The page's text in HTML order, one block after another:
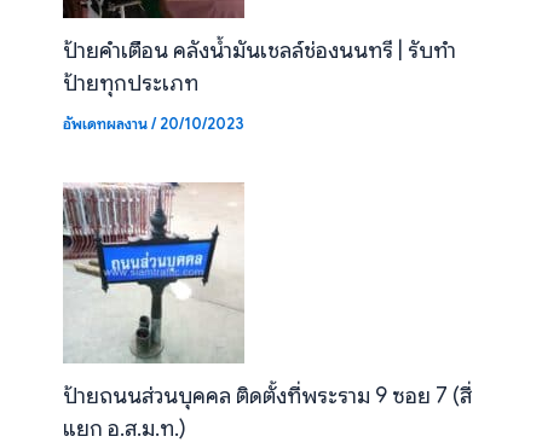
ป้ายคำเตือน คลังน้ำมันเชลล์ช่องนนทรี | รับทำ
ป้ายทุกประเภท
อัพเดทผลงาน/20/10/2023
ป้ายถนนส่วนบุคคล ติดตั้งที่พระราม 9 ซอย 7 (สี่
แยก อ.ส.ม.ท.)